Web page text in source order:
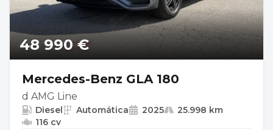
48 990 €
Mercedes-Benz GLA 180
d AMG Line
Diesel Automática 2025
25.998 km
116 cv